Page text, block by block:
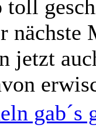
toll
nächste
jetzt